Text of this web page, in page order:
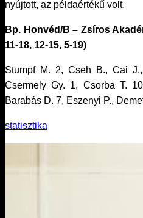
nyújtott, az példaértékű volt.
Bp. Honvéd/B – Zsíros
11-18, 12-15, 5-19)
Stumpf M. 2, Cseh B., Cai
Csermely Gy. 1, Csorba T.
Barabás D. 7, Eszenyi P.,
statisztika